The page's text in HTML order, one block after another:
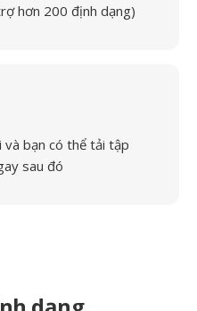
hơn 200 định dạng)
và bạn có thể tải tập
sau đó